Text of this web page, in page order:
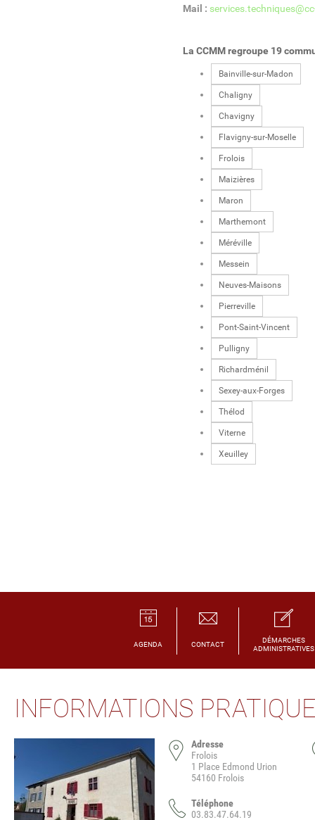
Mail :
La CCMM regroupe 19
Bainville-sur-Madon
Chaligny
Chavigny
Flavigny-sur-Moselle
Frolois
Maizières
Maron
Marthemont
Méréville
Messein
Neuves-Maisons
Pierreville
Pont-Saint-Vincent
Pulligny
Richardménil
Sexey-aux-Forges
Thélod
Viterne
Xeuilley
AGENDA CONTACT
DÉMARCHES
ADMINISTRATIVES
INFORMATIONS
Adresse
Frolois
1 Place Edmond Urion
54160 Frolois
Téléphone
03.83.47.64.19